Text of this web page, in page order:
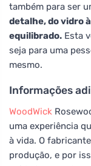
também para ser
detalhe, do vidro
equilibrado. Esta
seja para uma
mesmo.
Informações
WoodWick
uma experiência
à vida. O
produção, e por